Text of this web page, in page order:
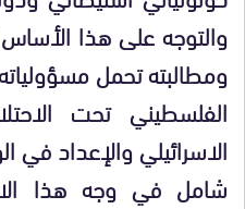
والتوجه على هذا
ومطالبته تحمل
الفلسطيني تحت
الاسرائيلي والإعداد
شامل في وجه هذا